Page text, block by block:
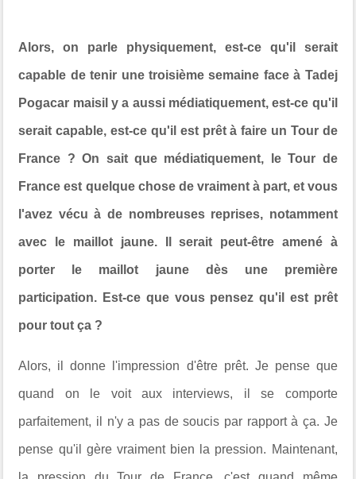
Alors, on parle physiquement, est-ce qu'il serait
capable de tenir une troisième semaine face à Tadej
Pogacar maisil y a aussi médiatiquement, est-ce qu'il
serait capable, est-ce qu'il est prêt à faire un Tour de
France ? On sait que médiatiquement, le Tour de
France est quelque chose de vraiment à part, et vous
l'avez vécu à de nombreuses reprises, notamment
avec le maillot jaune. Il serait peut-être amené à
porter le maillot jaune dès une première
participation. Est-ce que vous pensez qu'il est prêt
pour tout ça ?
Alors, il donne l'impression d'être prêt. Je pense que
quand on le voit aux interviews, il se comporte
parfaitement, il n'y a pas de soucis par rapport à ça. Je
pense qu'il gère vraiment bien la pression. Maintenant,